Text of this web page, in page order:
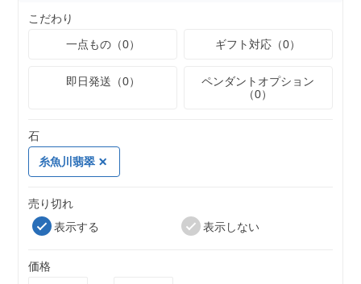
こだわり
一点もの（0）
ギフト対応（0）
即日発送（0）
ペンダントオプション
（0）
石
糸魚川翡翠
売り切れ
表示する
表示しない
価格